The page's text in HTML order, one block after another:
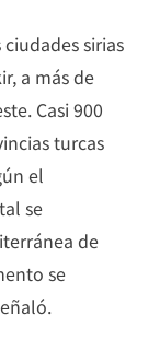
sirias
a más de
Casi 900
turcas
el
se
de
se